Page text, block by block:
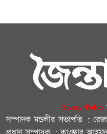
Privacy-Policy
সম্পাদক মন্ডলীর সভাপতি :